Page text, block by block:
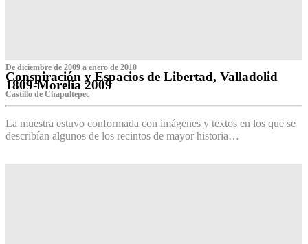
De diciembre de 2009 a enero de 2010
Conspiración y Espacios de Libertad, Valladolid
1809-Morelia 2009
Castillo de Chapultepec
La muestra estuvo conformada con imágenes y textos en los que se
describían algunos de los recintos de mayor historia…